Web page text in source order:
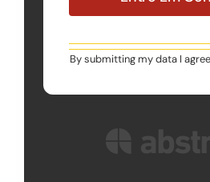
By submitting my data I